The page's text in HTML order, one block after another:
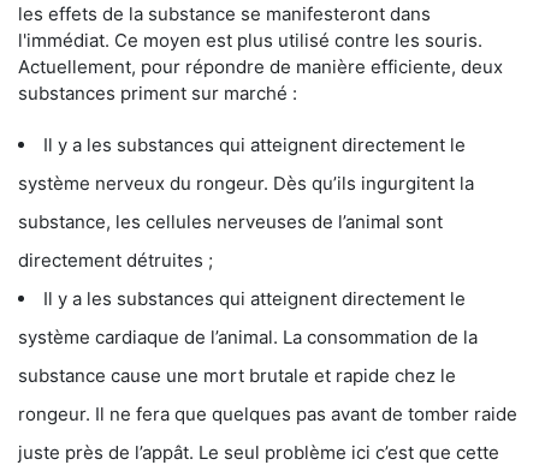
les effets de la substance se manifesteront dans
l'immédiat. Ce moyen est plus utilisé contre les souris.
Actuellement, pour répondre de manière efficiente, deux
substances priment sur marché :
Il y a les substances qui atteignent directement le
système nerveux du rongeur. Dès qu’ils ingurgitent la
substance, les cellules nerveuses de l’animal sont
directement détruites ;
Il y a les substances qui atteignent directement le
système cardiaque de l’animal. La consommation de la
substance cause une mort brutale et rapide chez le
rongeur. Il ne fera que quelques pas avant de tomber raide
juste près de l’appât. Le seul problème ici c’est que cette